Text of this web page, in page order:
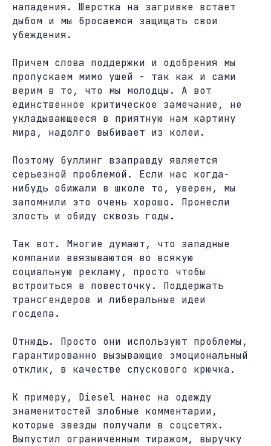
нападения. Шерстка на загривке встает
дыбом и мы бросаемся защищать свои
убеждения.
Причем слова поддержки и одобрения мы
пропускаем мимо ушей - так как и сами
верим в то, что мы молодцы. А вот
единственное критическое замечание, не
укладывающееся в приятную нам картину
мира, надолго выбивает из колеи.
Поэтому буллинг взаправду является
серьезной проблемой. Если нас когда-
нибудь обижали в школе то, уверен, мы
запомнили это очень хорошо. Пронесли
злость и обиду сквозь годы.
Так вот. Многие думают, что западные
компании ввязываются во всякую
социальную рекламу, просто чтобы
встроиться в повесточку. Поддержать
трансгендеров и либеральные идеи
госдепа.
Отнюдь. Просто они используют проблемы,
гарантированно вызывающие эмоциональный
отклик, в качестве спускового крючка.
К примеру, Diesel нанес на одежду
знаменитостей злобные комментарии,
которые звезды получали в соцсетях.
Выпустил ограниченным тиражом, выручку